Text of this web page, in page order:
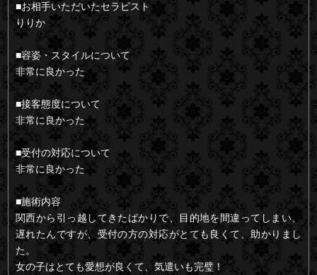
■お相手いただいたセラピスト
りりか
■容姿・スタイルについて
非常に良かった
■接客態度について
非常に良かった
■受付の対応について
非常に良かった
■施術内容
関西から引っ越してきたばかりで、目的地を間違ってしまい、
遅れたんですが、受付の方の対応がとても良くて、助かりまし
た。
女の子はとても愛想が良くて、気遣いも完璧！